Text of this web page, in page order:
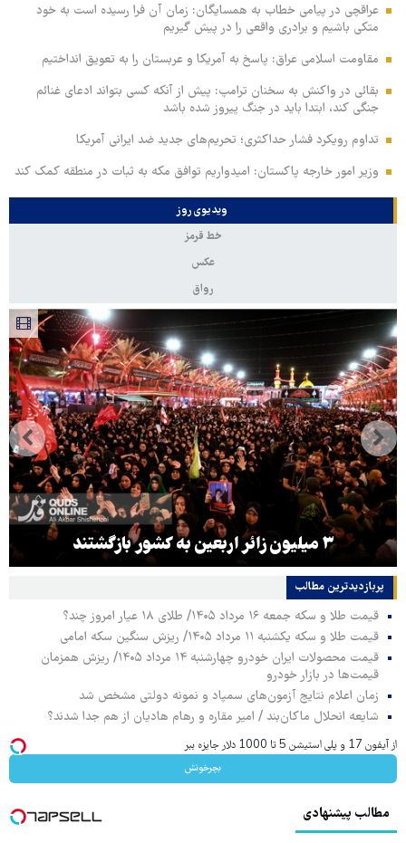
عراقچی در پیامی خطاب به همسایگان: زمان آن فرا رسیده است به خود
متکی باشیم و برادری واقعی را در پیش گیریم
مقاومت اسلامی عراق: پاسخ به آمریکا و عربستان را به تعویق انداختیم
بقائی در واکنش به سخنان ترامپ: پیش از آنکه کسی بتواند ادعای غنائم
جنگی کند، ابتدا باید در جنگ پیروز شده باشد
تداوم رویکرد فشار حداکثری؛ تحریم‌های جدید ضد ایرانی آمریکا
وزیر امور خارجه پاکستان: امیدواریم توافق مکه به ثبات در منطقه کمک کند
ویدیوی روز
خط قرمز
عکس
رواق
۳ میلیون زائر اربعین به کشور بازگشتند
پربازدیدترین‌ مطالب
قیمت طلا و سکه جمعه ۱۶ مرداد ۱۴۰۵/ طلای ۱۸ عیار امروز چند؟
قیمت طلا و سکه یکشنبه ۱۱ مرداد ۱۴۰۵/ ریزش سنگین سکه امامی
قیمت محصولات ایران خودرو چهارشنبه ۱۴ مرداد ۱۴۰۵/ ریزش همزمان
قیمت‌ها در بازار خودرو
زمان اعلام نتایج آزمون‌های سمپاد و نمونه دولتی مشخص شد
شایعه انحلال ماکان‌بند / امیر مقاره و رهام هادیان از هم جدا شدند؟
از آیفون 17 و پلی استیشن 5 تا 1000 دلار جایزه ببر
بچرخونش
مطالب پیشنهادی